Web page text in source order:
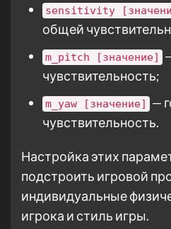
sensitivity
общей
m_pitch [значение]
чувствительность;
m_yaw [значение]
—
чувствительность.
Настройка этих
подстроить игровой
индивидуальные
игрока и стиль игры.